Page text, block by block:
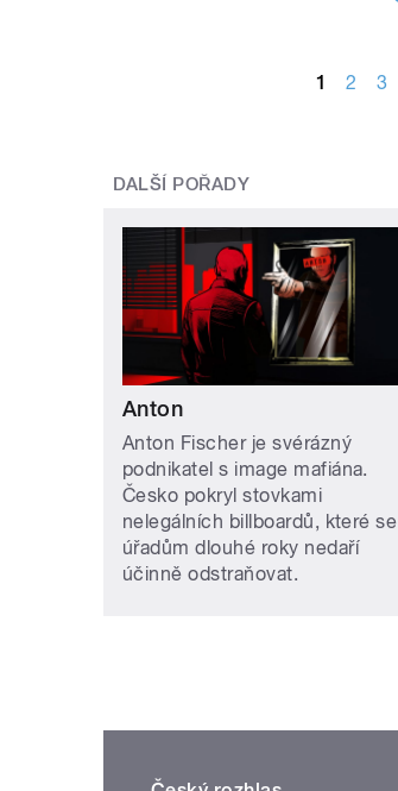
1 2 3
DALŠÍ POŘADY
Anton
Anton Fischer je svérázný
podnikatel s image mafiána.
Česko pokryl stovkami
nelegálních billboardů, které se
úřadům dlouhé roky nedaří
účinně odstraňovat.